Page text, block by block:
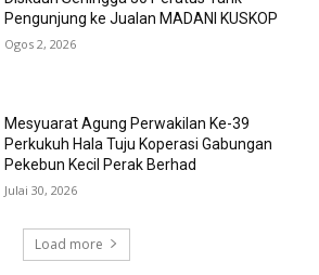
Pengunjung ke Jualan MADANI KUSKOP
Ogos 2, 2026
Mesyuarat Agung Perwakilan Ke-39
Perkukuh Hala Tuju Koperasi Gabungan
Pekebun Kecil Perak Berhad
Julai 30, 2026
Load more